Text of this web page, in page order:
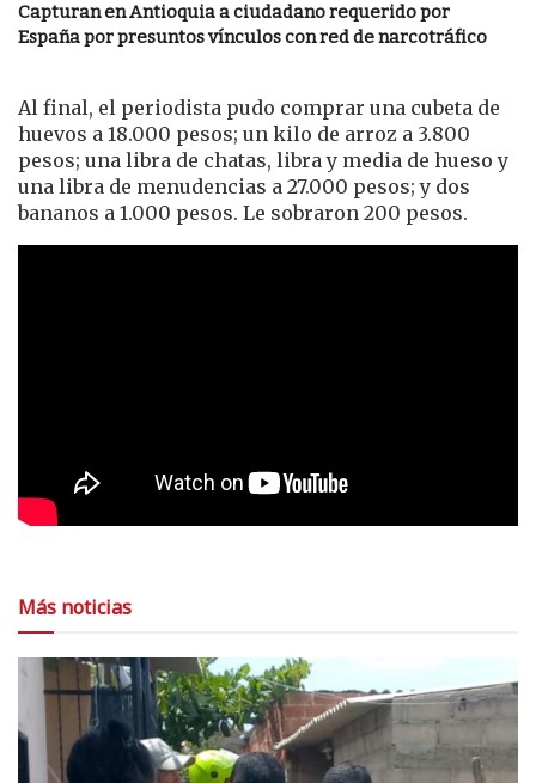
Capturan en Antioquia a ciudadano requerido por
España por presuntos vínculos con red de narcotráfico
Al final, el periodista pudo comprar una cubeta de
huevos a 18.000 pesos; un kilo de arroz a 3.800
pesos; una libra de chatas, libra y media de hueso y
una libra de menudencias a 27.000 pesos; y dos
bananos a 1.000 pesos. Le sobraron 200 pesos.
Más noticias